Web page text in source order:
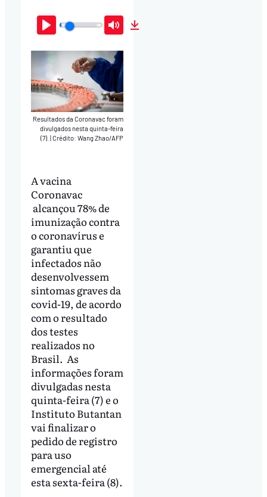
Play Mute
Resultados da Coronavac foram
divulgados nesta quinta-feira
(7).
Crédito: Wang Zhao/AFP
A vacina
Coronavac
alcançou 78% de
imunização contra
o coronavírus e
garantiu que
infectados não
desenvolvessem
sintomas graves da
covid-19, de acordo
com o resultado
dos testes
realizados no
Brasil. As
informações foram
divulgadas nesta
quinta-feira (7) e o
Instituto Butantan
vai finalizar o
pedido de registro
para uso
emergencial até
esta sexta-feira (8).